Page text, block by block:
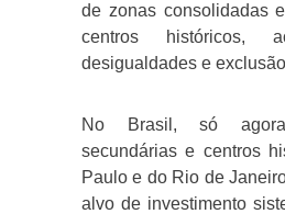
de zonas consolidadas
centros históricos,
desigualdades e
No Brasil, só
secundárias e centros
Paulo e do Rio de
alvo de investimento